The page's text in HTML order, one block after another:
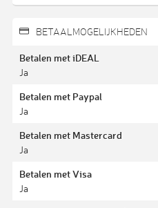
BETAALMOGELIJKHEDEN
Betalen met iDEAL
Ja
Betalen met Paypal
Ja
Betalen met Mastercard
Ja
Betalen met Visa
Ja